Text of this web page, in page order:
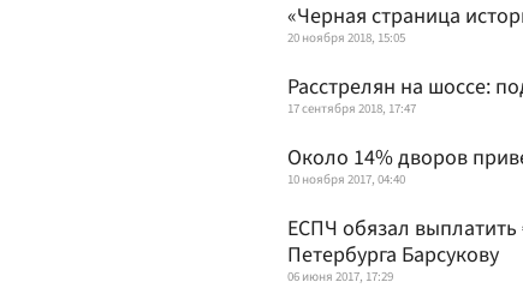
«Черная страница
20 ноября 2018, 15:05
Расстрелян на шоссе:
17 сентября 2018, 17:47
Около 14% дворов
10 ноября 2017, 04:40
ЕСПЧ обязал выплатить
Петербурга Барсукову
06 июня 2017, 17:29